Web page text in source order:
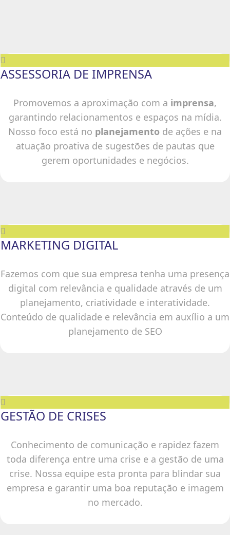
ASSESSORIA DE IMPRENSA
Promovemos a aproximação com a imprensa,
garantindo relacionamentos e espaços na mídia.
Nosso foco está no planejamento de ações e na
atuação proativa de sugestões de pautas que
gerem oportunidades e negócios.
MARKETING DIGITAL
Fazemos com que sua empresa tenha uma presença
digital com relevância e qualidade através de um
planejamento, criatividade e interatividade.
Conteúdo de qualidade e relevância em auxílio a um
planejamento de SEO
GESTÃO DE CRISES
Conhecimento de comunicação e rapidez fazem
toda diferença entre uma crise e a gestão de uma
crise. Nossa equipe esta pronta para blindar sua
empresa e garantir uma boa reputação e imagem
no mercado.